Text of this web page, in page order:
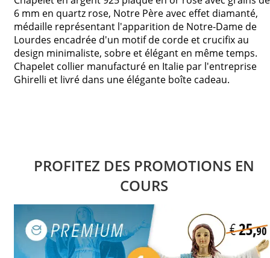
6 mm en quartz rose, Notre Père avec effet diamanté,
médaille représentant l'apparition de Notre-Dame de
Lourdes encadrée d'un motif de corde et crucifix au
design minimaliste, sobre et élégant en même temps.
Chapelet collier manufacturé en Italie par l'entreprise
Ghirelli et livré dans une élégante boîte cadeau.
PROFITEZ DES PROMOTIONS EN
COURS